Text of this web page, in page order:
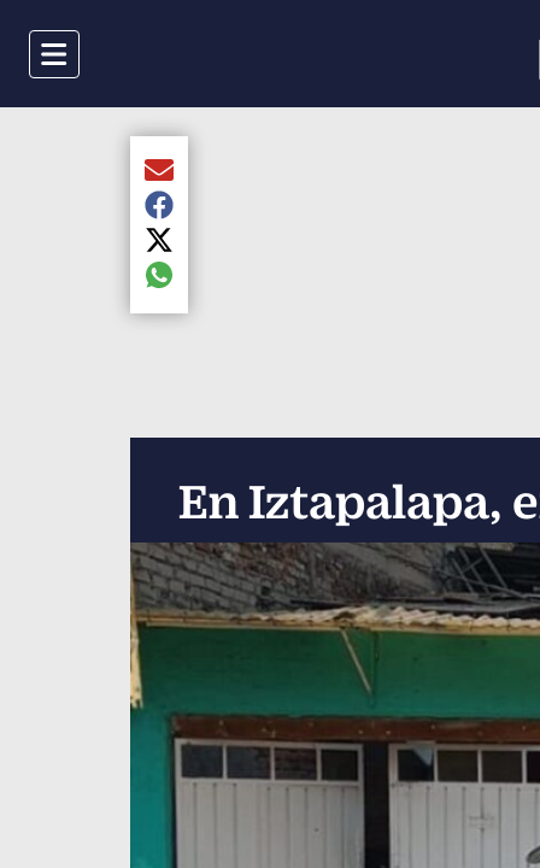
Menu
En Iztapalapa,
Compartir el artículo actual mediante Email
Compartir el artículo actual mediante Facebook
Compartir el artículo actual mediante Twitter
Compartir el artículo actual mediante